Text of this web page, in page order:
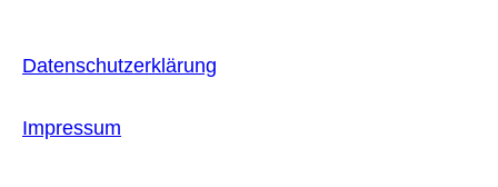
Datenschutzerklärung
Impressum